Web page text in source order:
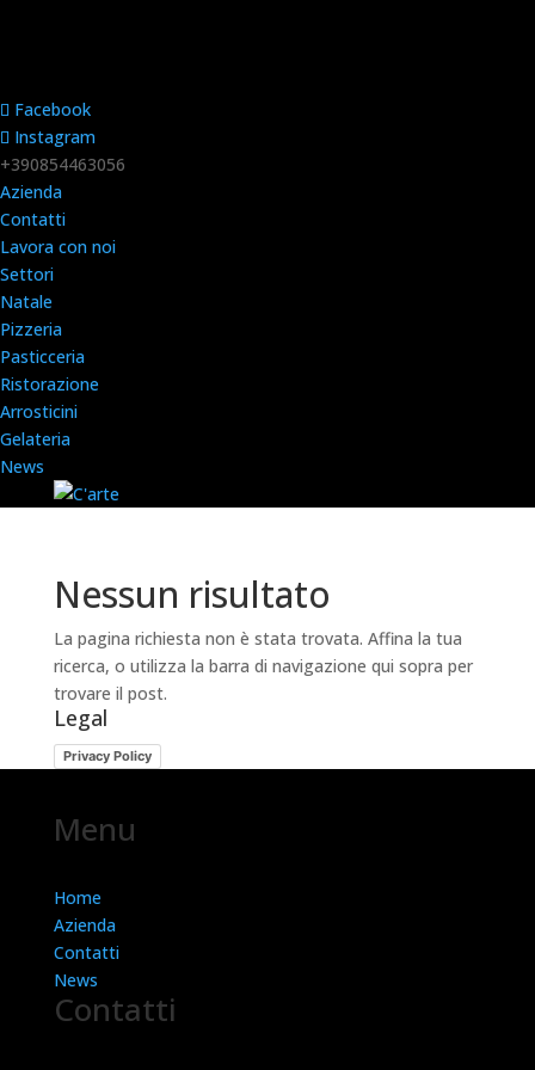
Facebook
Instagram
+390854463056
Azienda
Contatti
Lavora con noi
Settori
Natale
Pizzeria
Pasticceria
Ristorazione
Arrosticini
Gelateria
News
Nessun risultato
La pagina richiesta non è stata trovata. Affina la tua
ricerca, o utilizza la barra di navigazione qui sopra per
trovare il post.
Legal
Privacy Policy
Menu
Home
Azienda
Contatti
News
Contatti